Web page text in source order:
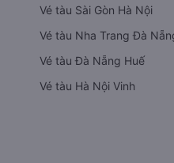
Vé tàu Sài Gòn Hà Nội
Vé tàu Nha Trang Đà
Vé tàu Đà Nẵng Huế
Vé tàu Hà Nội Vinh